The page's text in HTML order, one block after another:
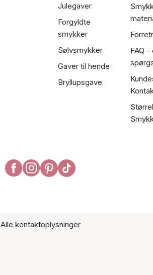
Julegaver
Forgyldte
smykker
Sølvsmykker
Gaver til hende
Bryllupsgave
FAQ
Alle kontaktoplysninger